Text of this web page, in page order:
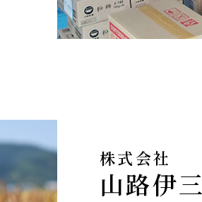
株式会社
山路伊